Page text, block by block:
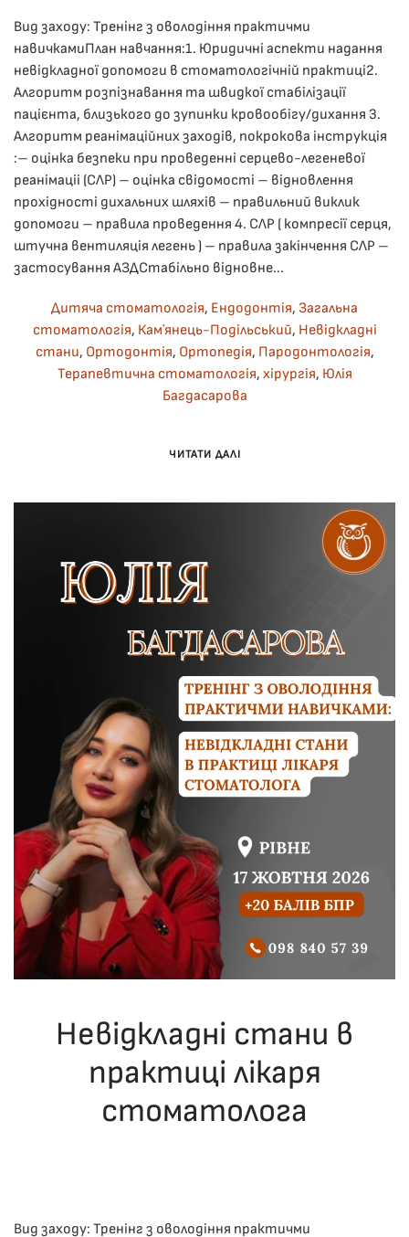
Вид заходу: Тренінг з оволодіння практичми
навичкамиПлан навчання:1. ​Юридичні аспекти надання
невідкладної допомоги в стоматологічній практиці2. ​
Алгоритм розпізнавання та швидкої стабілізації
пацієнта, близького до зупинки кровообігу/дихання 3.
Алгоритм реанімаційних заходів, покрокова інструкція
:– оцінка безпеки при проведенні серцево-легеневої
реанімаціі (СЛР) – оцінка свідомості – відновлення
прохідності дихальних шляхів – правильний виклик
допомоги – правила проведення 4. СЛР ( компресії серця,
штучна вентиляція легень ) – правила закінчення СЛР –
застосування АЗДСтабільно відновне...
Дитяча стоматологія, Ендодонтія, Загальна
стоматологія, Камʼянець-Подільський, Невідкладні
стани, Ортодонтія, Ортопедія, Пародонтологія,
Терапевтична стоматологія, хірургія, Юлія
Багдасарова
ЧИТАТИ ДАЛІ
Невідкладні стани в
практиці лікаря
стоматолога
Вид заходу: Тренінг з оволодіння практичми